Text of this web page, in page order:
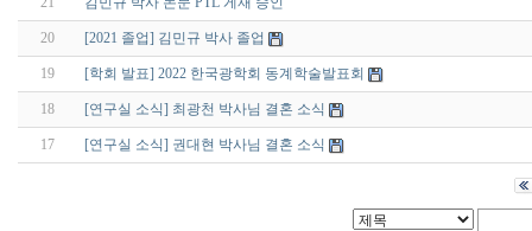
20 [2021 졸업] 김민규 박사 졸업
19 [학회 발표] 2022 한국광학회 동계학술발표회
18 [연구실 소식] 최광천 박사님 결혼 소식
17 [연구실 소식] 권대현 박사님 결혼 소식